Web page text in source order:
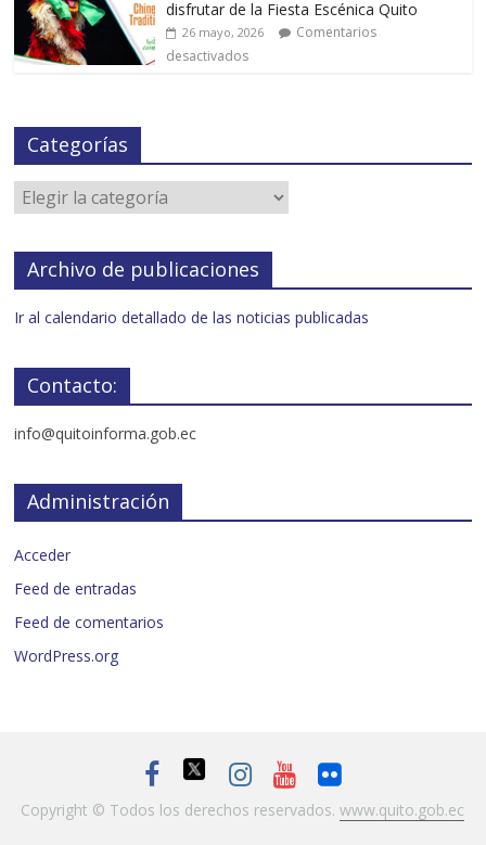
disfrutar de la Fiesta Escénica Quito
26 mayo, 2026
Comentarios
desactivados
Categorías
Archivo de publicaciones
Ir al calendario detallado de las noticias publicadas
Contacto:
info@quitoinforma.gob.ec
Administración
Acceder
Feed de entradas
Feed de comentarios
WordPress.org
Copyright © Todos los derechos reservados.www.quito.gob.ec